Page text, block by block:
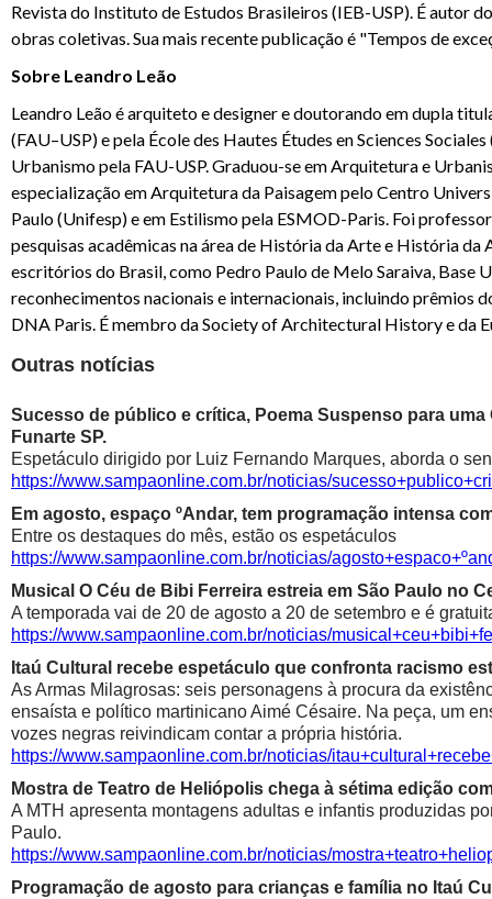
Revista do Instituto de Estudos Brasileiros (IEB-USP). É autor
obras coletivas. Sua mais recente publicação é "Tempos de
Sobre Leandro Leão
Leandro Leão é arquiteto e designer e doutorando em dupla
(FAU–USP) e pela École des Hautes Études en Sciences
Urbanismo pela FAU-USP. Graduou-se em Arquitetura e
especialização em Arquitetura da Paisagem pelo Centro
Paulo (Unifesp) e em Estilismo pela ESMOD-Paris. Foi
pesquisas acadêmicas na área de História da Arte e História
escritórios do Brasil, como Pedro Paulo de Melo Saraiva,
reconhecimentos nacionais e internacionais, incluindo
DNA Paris. É membro da Society of Architectural History e
Outras notícias
Sucesso de público e crítica, Poema Suspenso para
Funarte SP.
Espetáculo dirigido por Luiz Fernando Marques, aborda o
https://www.sampaonline.com.br/noticias/
Em agosto, espaço ºAndar, tem programação intensa
Entre os destaques do mês, estão os espetáculos
https://www.sampaonline.com.br/noticias/
Musical O Céu de Bibi Ferreira estreia em São Paulo no
A temporada vai de 20 de agosto a 20 de setembro e é
https://www.sampaonline.com.br/noticias/
Itaú Cultural recebe espetáculo que confronta racismo
As Armas Milagrosas: seis personagens à procura da
ensaísta e político martinicano Aimé Césaire. Na peça, um
vozes negras reivindicam contar a própria história.
https://www.sampaonline.com.br/noticias/
Mostra de Teatro de Heliópolis chega à sétima edição
A MTH apresenta montagens adultas e infantis produzidas
Paulo.
https://www.sampaonline.com.br/noticias/
Programação de agosto para crianças e família no Itaú